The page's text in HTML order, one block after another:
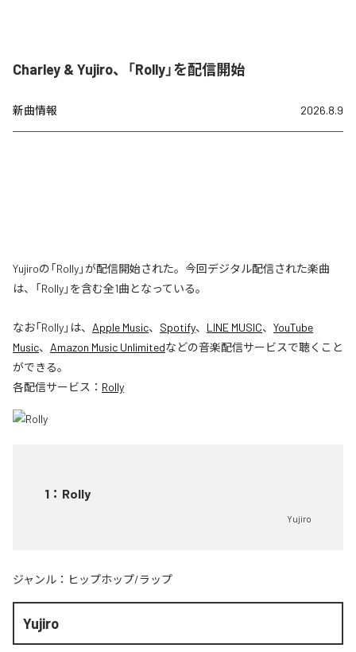
Charley & Yujiro、「Rolly」を配信開始
新曲情報 2026.8.9
Yujiroの「Rolly」が配信開始された。今回デジタル配信された楽曲
は、「Rolly」を含む全1曲となっている。
なお「Rolly」は、 Apple Music、 Spotify、 LINE MUSIC、 YouTube
Music、 Amazon Music Unlimitedなどの音楽配信サービスで聴くこと
ができる。
各配信サービス： Rolly
1 ： Rolly
Yujiro
ジャンル： ヒップホップ/ラップ
Yujiro